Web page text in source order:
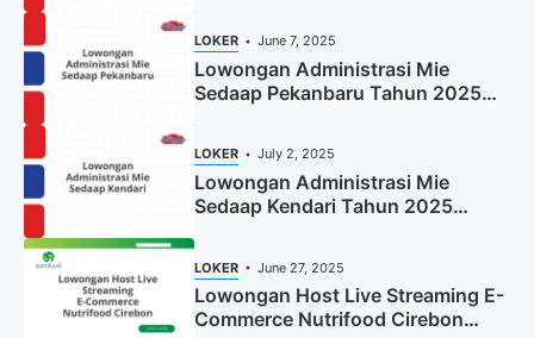
LOKER June 7, 2025
Lowongan Administrasi Mie
Sedaap Pekanbaru Tahun 2025
LOKER July 2, 2025
Lowongan Administrasi Mie
Sedaap Kendari Tahun 2025
LOKER June 27, 2025
Lowongan Host Live Streaming E-
Commerce Nutrifood Cirebon